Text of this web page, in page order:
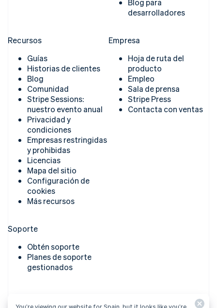
desarrolladores
Recursos
Guías
Historias de clientes
Blog
Comunidad
Stripe Sessions:
nuestro evento anual
Privacidad y
condiciones
Empresas restringidas
y prohibidas
Licencias
Mapa del sitio
Configuración de
cookies
Más recursos
Empresa
Hoja de ruta del
producto
Empleo
Sala de prensa
Stripe Press
Contacta con ventas
Soporte
Obtén soporte
Planes de soporte
gestionados
© 2026 Stripe, LLC
You’re viewing our website for Spain, but it looks like you’re